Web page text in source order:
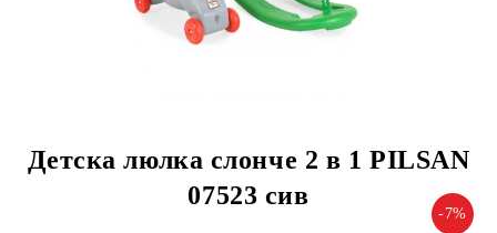
Детска люлка слонче 2 в 1 PILSAN
07523 сив
-7%